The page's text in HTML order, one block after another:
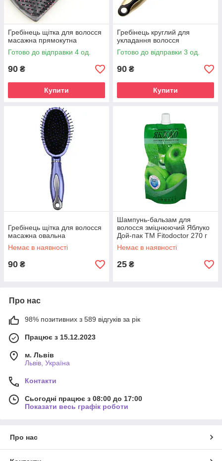
Гребінець щітка для волосся
масажна прямокутна
Готово до відправки 4 од.
90 ₴
Купити
Гребінець круглий для
укладання волосся
Готово до відправки 3 од.
90 ₴
Купити
Гребінець щітка для волосся
масажна овальна
Немає в наявності
90 ₴
Шампунь-бальзам для
волосся зміцнюючий Яблуко
Дой-пак TM Fitodoctor 270 г
Немає в наявності
25 ₴
Про нас
98% позитивних з 589 відгуків за рік
Працює з 15.12.2023
м. Львів
Львів, Україна
Контакти
Сьогодні працює з 08:00 до 17:00
Показати весь графік роботи
Про нас